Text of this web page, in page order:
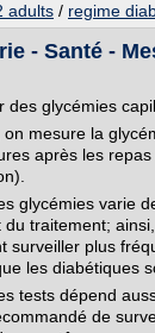
adults / regime
- Santé -
des glycémies
mesure la
après les
glycémies varie
traitement;
surveiller plus
les diabétiques
tests dépend
de